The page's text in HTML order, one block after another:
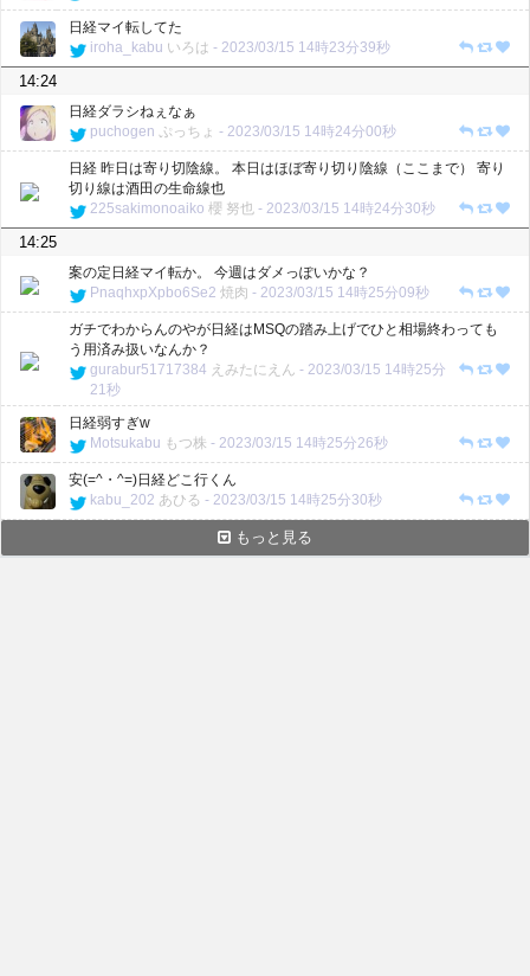
日経マイ転してた
iroha_kabu いろは - 2023/03/15 14時23分39秒
14:24
日経ダラシねぇなぁ
puchogen ぷっちょ - 2023/03/15 14時24分00秒
日経 昨日は寄り切陰線。 本日はほぼ寄り切り陰線（ここまで） 寄り
切り線は酒田の生命線也
225sakimonoaiko 櫻 努也 - 2023/03/15 14時24分30秒
14:25
案の定日経マイ転か。 今週はダメっぽいかな？
PnaqhxpXpbo6Se2 焼肉 - 2023/03/15 14時25分09秒
ガチでわからんのやが日経はMSQの踏み上げでひと相場終わっても
う用済み扱いなんか？
gurabur51717384 えみたにえん - 2023/03/15 14時25分
21秒
日経弱すぎw
Motsukabu もつ株 - 2023/03/15 14時25分26秒
安(=^・^=)日経どこ行くん
kabu_202 あひる - 2023/03/15 14時25分30秒
もっと見る